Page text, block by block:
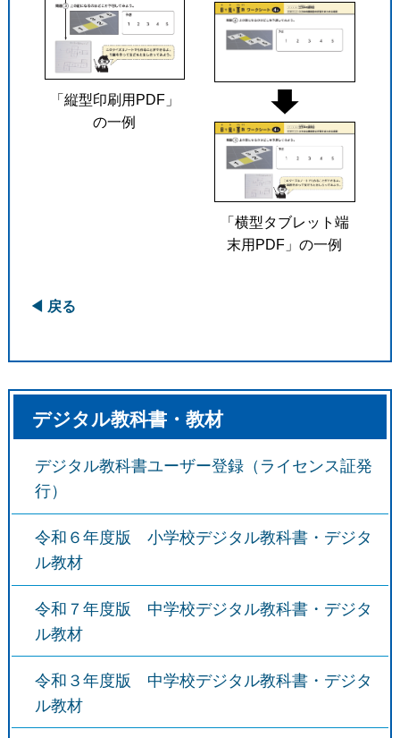
「縦型印刷用PDF」
の一例
「横型タブレット端
末用PDF」の一例
◀ 戻る
デジタル教科書・教材
デジタル教科書ユーザー登録（ライセンス証発
行）
令和６年度版 小学校デジタル教科書・デジタ
ル教材
令和７年度版 中学校デジタル教科書・デジタ
ル教材
令和３年度版 中学校デジタル教科書・デジタ
ル教材